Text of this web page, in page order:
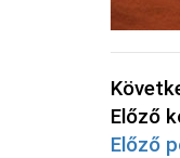
Előző
Előző